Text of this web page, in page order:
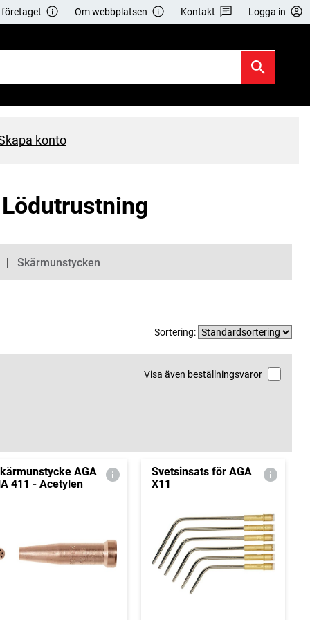
företaget Om webbplatsen Kontakt Logga in
konto
Skärmunstycken
Sortering:
Visa även beställningsvaror
AGA
411 - Acetylen
Svetsinsats för AGA
X11